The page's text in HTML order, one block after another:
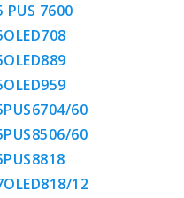
PUS 7600
60
60
12